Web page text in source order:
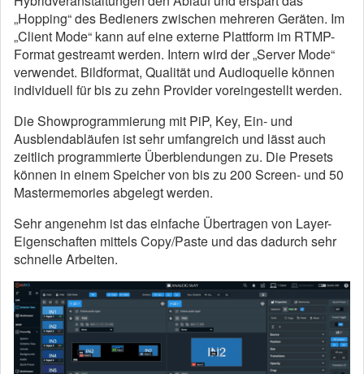
„Hopping“ des Bedieners zwischen mehreren Geräten. Im
„Client Mode“ kann auf eine externe Plattform im RTMP-
Format gestreamt werden. Intern wird der „Server Mode“
verwendet. Bildformat, Qualität und Audioquelle können
individuell für bis zu zehn Provider voreingestellt werden.
Die Showprogrammierung mit PiP, Key, Ein- und
Ausblendabläufen ist sehr umfangreich und lässt auch
zeitlich programmierte Überblendungen zu. Die Presets
können in einem Speicher von bis zu 200 Screen- und 50
Mastermemories abgelegt werden.
Sehr angenehm ist das einfache Übertragen von Layer-
Eigenschaften mittels Copy/Paste und das dadurch sehr
schnelle Arbeiten.